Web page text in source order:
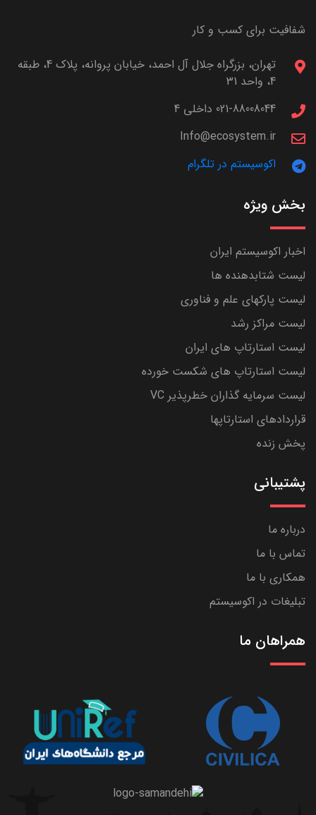
شفافیت برای کسب و کار
تهران، بزرگراه جلال آل احمد، خیابان پروانه، پلاک 4، طبقه
4، واحد 31
021-88008044 داخلی 4
Info@ecosystem.ir
اکوسیستم در تلگرام
بخش ویژه
اخبار اکوسیستم ایران
لیست شتابدهنده ها
لیست پارکهای علم و فناوری
لیست مراکز رشد
لیست استارتاپ های ایران
لیست استارتاپ های شکست خورده
لیست سرمایه گذاران خطرپذیر VC
قراردادهای استارتاپها
پخش زنده
پشتیبانی
درباره ما
تماس با ما
همکاری با ما
تبلیغات در اکوسیستم
همراهان ما